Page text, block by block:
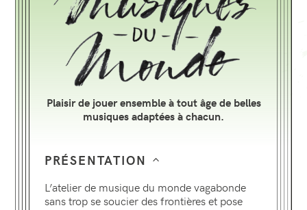
Plaisir de jouer ensemble à tout âge de belles
musiques adaptées à chacun.
PRÉSENTATION
L’atelier de musique du monde vagabonde
sans trop se soucier des frontières et pose